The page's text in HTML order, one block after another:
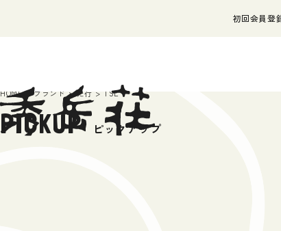
初回会員登
HOME ブランド た行 TSL
PICKUP ピックアップ